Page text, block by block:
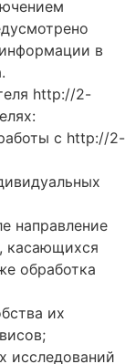
в
http://2-
с http://2-
направление
касающихся
обработка
их
исследований